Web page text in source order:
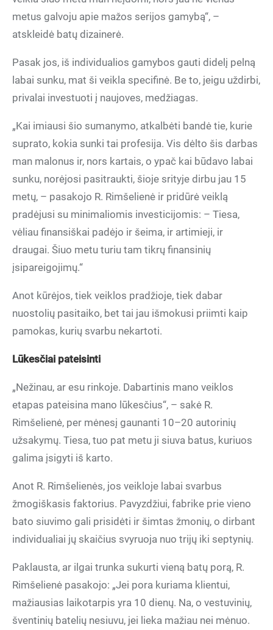
metus galvoju apie mažos serijos gamybą“, –
atskleidė batų dizainerė.
Pasak jos, iš individualios gamybos gauti didelį pelną
labai sunku, mat ši veikla specifinė. Be to, jeigu uždirbi,
privalai investuoti į naujoves, medžiagas.
„Kai imiausi šio sumanymo, atkalbėti bandė tie, kurie
suprato, kokia sunki tai profesija. Vis dėlto šis darbas
man malonus ir, nors kartais, o ypač kai būdavo labai
sunku, norėjosi pasitraukti, šioje srityje dirbu jau 15
metų, – pasakojo R. Rimšelienė ir pridūrė veiklą
pradėjusi su minimaliomis investicijomis: – Tiesa,
vėliau finansiškai padėjo ir šeima, ir artimieji, ir
draugai. Šiuo metu turiu tam tikrų finansinių
įsipareigojimų.“
Anot kūrėjos, tiek veiklos pradžioje, tiek dabar
nuostolių pasitaiko, bet tai jau išmokusi priimti kaip
pamokas, kurių svarbu nekartoti.
Lūkesčiai pateisinti
„Nežinau, ar esu rinkoje. Dabartinis mano veiklos
etapas pateisina mano lūkesčius“, – sakė R.
Rimšelienė, per mėnesį gaunanti 10–20 autorinių
užsakymų. Tiesa, tuo pat metu ji siuva batus, kuriuos
galima įsigyti iš karto.
Anot R. Rimšelienės, jos veikloje labai svarbus
žmogiškasis faktorius. Pavyzdžiui, fabrike prie vieno
bato siuvimo gali prisidėti ir šimtas žmonių, o dirbant
individualiai jų skaičius svyruoja nuo trijų iki septynių.
Paklausta, ar ilgai trunka sukurti vieną batų porą, R.
Rimšelienė pasakojo: „Jei pora kuriama klientui,
mažiausias laikotarpis yra 10 dienų. Na, o vestuvinių,
šventinių batelių nesiuvu, jei lieka mažiau nei mėnuo.